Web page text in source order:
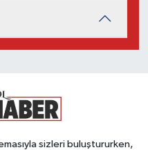
sizleri buluştururken,